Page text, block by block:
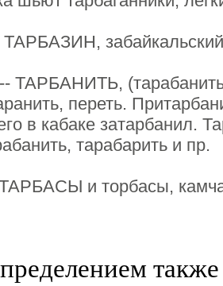
ТАРБАЗИН,
-- ТАРБАНИТЬ,
переть.
в кабаке затарбанил.
тарабарить и пр.
и торбасы,